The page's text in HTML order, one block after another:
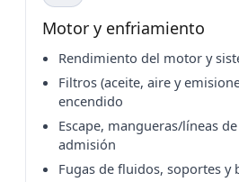
Motor y enfriamiento
Rendimiento del motor y
Filtros (aceite, aire y
encendido
Escape, mangueras/líneas
admisión
Fugas de fluidos, soportes y